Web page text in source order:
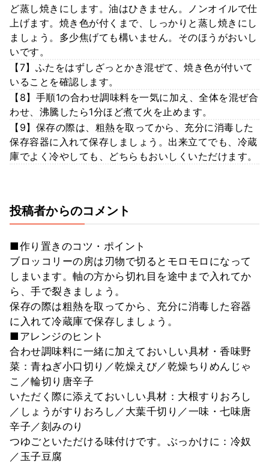
ど蒸し焼きにします。油はひきません。ノンオイルで仕
上げます。焼き色が付くまで、しっかりと蒸し焼きにし
ましょう。多少焦げても構いません。そのほうがおいし
いです。
【7】ふたをはずしざっとかき混ぜて、焼き色が付いて
いることを確認します。
【8】手順1の合わせ調味料を一気に加え、全体を混ぜ合
わせ、沸騰したら1分ほど煮て火を止めます。
【9】保存の際は、粗熱を取ってから、充分に消毒した
保存容器に入れて保存しましょう。出来立てでも、冷蔵
庫でよく冷やしても、どちらもおいしくいただけます。
投稿者からのコメント
■作り置きのコツ・ポイント
ブロッコリーの房は刃物で切るとモロモロになって
しまいます。軸の方から切れ目を途中まで入れてか
ら、手で裂きましょう。
保存の際は粗熱を取ってから、充分に消毒した容器
に入れて冷蔵庫で保存しましょう。
■アレンジのヒント
合わせ調味料に一緒に加えておいしい具材・香味野
菜：青ねぎ小口切り／乾燥えび／乾燥ちりめんじゃ
こ／輪切り唐辛子
いただく際に添えておいしい具材：大根すりおろし
／しょうがすりおろし／大葉千切り／一味・七味唐
辛子／刻みのり
つゆごといただける味付けです。ぶっかけに：冷奴
／玉子豆腐